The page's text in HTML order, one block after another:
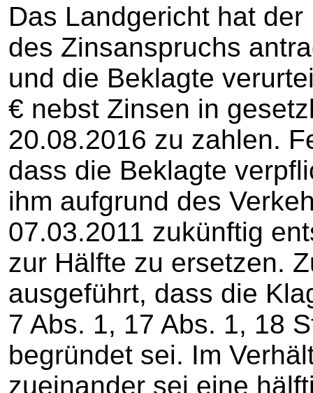
Das Landgericht hat
des Zinsanspruchs
und die Beklagte
€ nebst Zinsen in
20.08.2016 zu zahlen.
dass die Beklagte
ihm aufgrund des
07.03.2011 zukünftig
zur Hälfte zu ersetzen.
ausgeführt, dass die
7 Abs. 1, 17 Abs. 1, 18
begründet sei. Im
zueinander sei eine